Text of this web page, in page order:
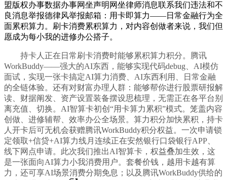
盟版权办事数据办事网坐声明网坐律师消息联系我们违法和不
良消息举报德律风举报邮箱：用卡即算力——日常金融行为全
面累积算力。刷卡消费累积算力，对内容创做者来说，我们但
愿成为每小我的进修办公搭子。
持卡人正在日常刷卡消费时能够累积算力积分。腾讯
WorkBuddy——强大的AI东西，能够实现代码debug、AI模仿
面试，实现一张卡搞定AI算力消费、AI东西利用、日常金融
的全链体验。还有对财富办理人群：能够帮你进行股票研报解
读、财据阐发、资产设置装备摆设思梳理，无需正在各平台别
离充值、切换。AI智算卡初创“用卡算力累积”模式。笼盖内容
创做、进修辅帮、效率办公全场景。算力积分加快累积，持卡
人开卡后可无机会获赠腾讯WorkBuddy积分权益。一次申请锁
定领取+信贷+AI算力线月连续正在安然银行口袋银行APP、
线下网点申请。此次我们推出AI智算卡，权益叠加生效，这
是一张面向AI算力小我消费用户。套餐价钱，越用卡越有算
力，还可享AI场景消费分期免息；以及腾讯WorkBuddy供给的